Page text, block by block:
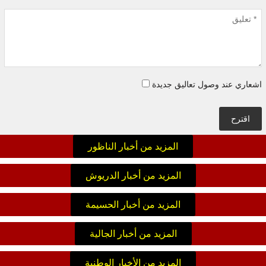
اشعاري عند وصول تعاليق جديدة
اقترح
المزيد من أخبار الناظور
المزيد من أخبار الدريوش
المزيد من أخبار الحسيمة
المزيد من أخبار الجالية
المزيد من الأخبار الوطنية